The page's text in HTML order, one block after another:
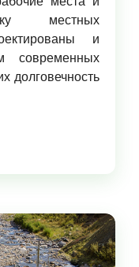
местных
и
современных
долговечность